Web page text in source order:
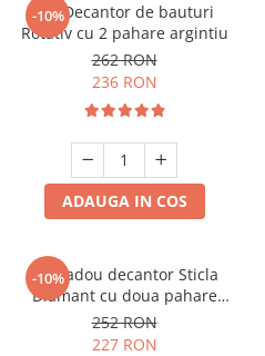
-10%
Set Decantor de bauturi
Rotativ cu 2 pahare argintiu
262 RON
236 RON
ADAUGA IN COS
-10%
Set cadou decantor Sticla
Diamant cu doua pahare
Deluxe
252 RON
227 RON